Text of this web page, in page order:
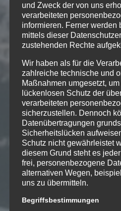
[soundcloud
url=»https://
width=»100%»
14
SEP.
Scherzo in
Scherzo in Fm für
und Zweck der von uns
verarbeiteten
informieren. Ferner werden
mittels dieser
zustehenden Rechte
Wir haben als für die
zahlreiche technische und
Maßnahmen umgesetzt,
lückenlosen Schutz der
verarbeiteten
sicherzustellen. Dennoch
Datenübertragungen
Sicherheitslücken
Schutz nicht gewährleistet
diesem Grund steht es
frei, personenbezogene
alternativen Wegen,
uns zu übermitteln.
Begriffsbestimmungen